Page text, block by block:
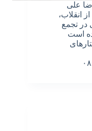
علی
انقلاب،
در تجمع
است